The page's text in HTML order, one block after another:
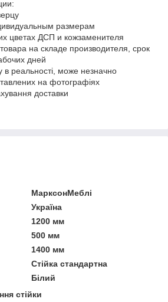
размерам
цветах ДСП и кожзаменителя
на складе производителя, срок
дней
в реальності, може незначно
на фотографіях
доставки
МарксонМеблі
Україна
1200 мм
500 мм
1400 мм
Стійка стандартна
Білий
стійки